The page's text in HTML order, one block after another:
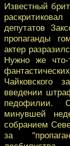
Известный
депутатов
пропаганды
актер
Нужно же что-
Чайковского
введении
педофилии.
минувшей
собранием
за